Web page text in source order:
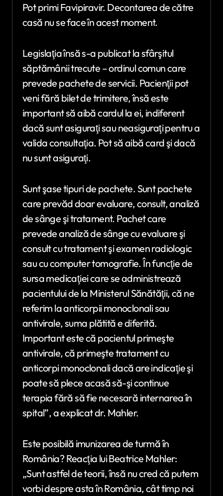
Pot primi Favipiravir. Decontarea de către
casă nu se face în acest moment.
Legislaţia însă s-a publicat la sfârşitul
săptămânii trecute – ordinul comun care
prevede pachete de servicii. Pacienţii pot
veni fără bilet de trimitere, însă este
important să aibă cardul la ei, indiferent
dacă sunt asiguraţi sau neasiguraţi pentru a
valida consultaţia. Pot să aibă card şi dacă
nu sunt asiguraţi.
Sunt şase tipuri de pachete. Sunt pachete
care prevăd doar evaluare, consult, analiză
de sânge şi tratament. Pachet care
prevede analiză de sânge cu evaluare şi
consult cu tratament şi examen radiologic
sau cu computer tomografie. În funcţie de
sursa medicaţiei care se administrează
pacientului de la Ministerul Sănătăţii, că ne
referim la anticorpii monoclonali sau
antivirale, suma plătită e diferită.
Important este că pacientul primeşte
antivirale, că primeşte tratament cu
anticorpi monoclonali dacă are indicaţie şi
poate să plece acasă să-şi continue
terapia fără să fie necesară internarea în
spital”, a explicat dr. Mahler.
Este posibilă imunizarea de turmă în
România? Reacţia lui Beatrice Mahler:
„Sunt astfel de teorii, însă nu cred că putem
vorbi despre asta în România, cât timp noi